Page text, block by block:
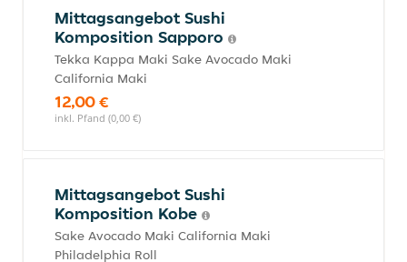
Mittagsangebot Sushi
Komposition Sapporo
Tekka Kappa Maki Sake Avocado Maki
California Maki
12,00 €
inkl. Pfand (0,00 €)
Mittagsangebot Sushi
Komposition Kobe
Sake Avocado Maki California Maki
Philadelphia Roll